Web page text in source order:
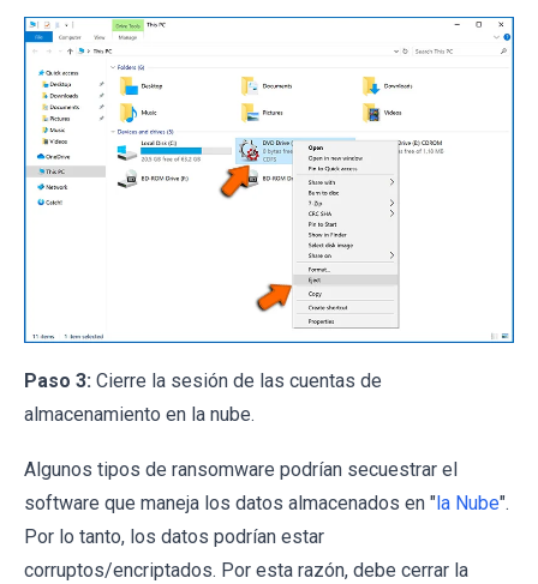
Paso 3: Cierre la sesión de las cuentas de
almacenamiento en la nube.
Algunos tipos de ransomware podrían secuestrar el
software que maneja los datos almacenados en " la Nube".
Por lo tanto, los datos podrían estar
corruptos/encriptados. Por esta razón, debe cerrar la